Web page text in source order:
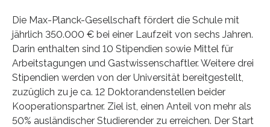
Die Max-Planck-Gesellschaft fördert die Schule mit
jährlich 350.000 € bei einer Laufzeit von sechs Jahren.
Darin enthalten sind 10 Stipendien sowie Mittel für
Arbeitstagungen und Gastwissenschaftler. Weitere drei
Stipendien werden von der Universität bereitgestellt,
zuzüglich zu je ca. 12 Doktorandenstellen beider
Kooperationspartner. Ziel ist, einen Anteil von mehr als
50% ausländischer Studierender zu erreichen. Der Start